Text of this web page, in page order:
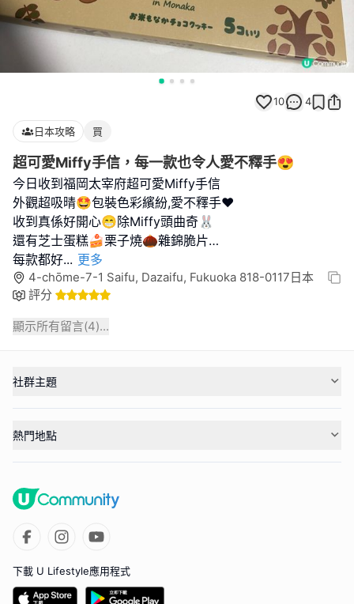
10 4
日本攻略 買
超可愛Miffy手信，每一款也令人愛不釋手😍
今日收到福岡太宰府超可愛Miffy手信
外觀超吸晴🤩包裝色彩繽紛,愛不釋手❤️
收到真係好開心😁除Miffy頭曲奇🐰
還有芝士蛋糕🍰栗子燒🌰雜錦脆片…
每款都好... 更多
4-chōme-7-1 Saifu, Dazaifu, Fukuoka 818-0117日本
評分
顯示所有留言(4)...
社群主題
熱門地點
下載 U Lifestyle應用程式